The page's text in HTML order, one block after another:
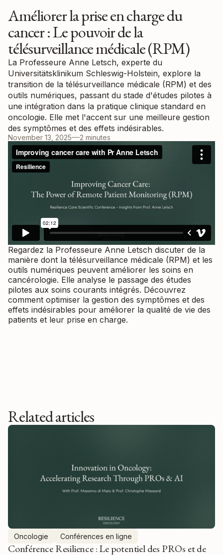
Améliorer la prise en charge du
cancer : Le pouvoir de la
télésurveillance médicale (RPM)
La Professeure Anne Letsch, experte du
Universitätsklinikum Schleswig-Holstein, explore la
transition de la télésurveillance médicale (RPM) et des
outils numériques, passant du stade d'études pilotes à
une intégration dans la pratique clinique standard en
oncologie. Elle met l'accent sur une meilleure gestion
des symptômes et des effets indésirables.
November 13, 2025 2 minutes
Regardez la Professeure Anne Letsch discuter de la
manière dont la télésurveillance médicale (RPM) et les
outils numériques peuvent améliorer les soins en
cancérologie. Elle analyse le passage des études
pilotes aux soins courants intégrés. Découvrez
comment optimiser la gestion des symptômes et des
effets indésirables pour améliorer la qualité de vie des
patients et leur prise en charge.
Related articles
Oncologie Conférences en ligne
Conférence Resilience : Le potentiel des PROs et de